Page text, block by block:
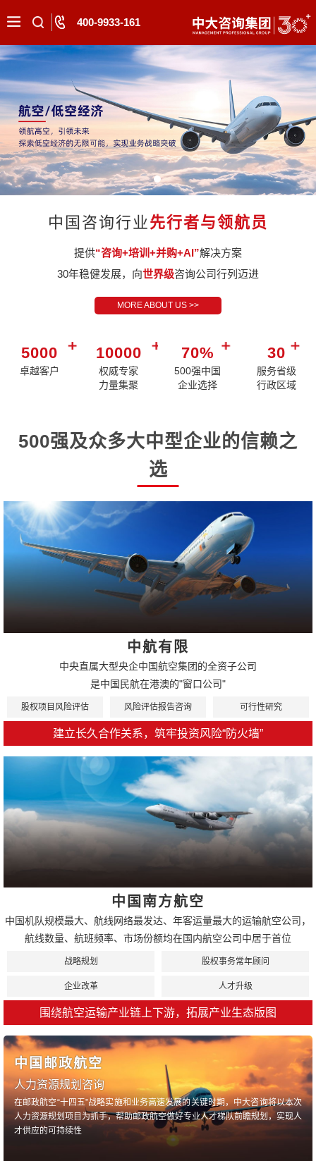
400-9933-161
中国咨询行业 先行者与领航员
提供“咨询+培训+并购+AI”解决方案
30年稳健发展，向世界级咨询公司行列迈进
MORE ABOUT US >>
5000
卓越客户
10000
权威专家
力量集聚
70%
500强中国
企业选择
30
服务省级
行政区域
500强及众多大中型企业的信赖之
选
中航有限
中央直属大型央企中国航空集团的全资子公司
是中国民航在港澳的"窗口公司"
股权项目风险评估 风险评估报告咨询 可行性研究
建立长久合作关系，筑牢投资风险“防火墙”
中国南方航空
中国机队规模最大、航线网络最发达、年客运量最大的运输航空公司，
航线数量、航班频率、市场份额均在国内航空公司中居于首位
战略规划 股权事务常年顾问
企业改革 人才升级
围绕航空运输产业链上下游，拓展产业生态版图
中国邮政航空
人力资源规划咨询
在邮政航空“十四五”战略实施和业务高速发展的关键时期，中大咨询将以本次
人力资源规划项目为抓手，帮助邮政航空做好专业人才梯队前瞻规划，实现人
才供应的可持续性